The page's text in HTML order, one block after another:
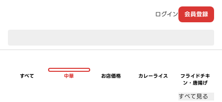
ログイン 会員登録
すべて 中華 お店価格 カレーライス
フライドチキ
ン・唐揚げ
すべて見る